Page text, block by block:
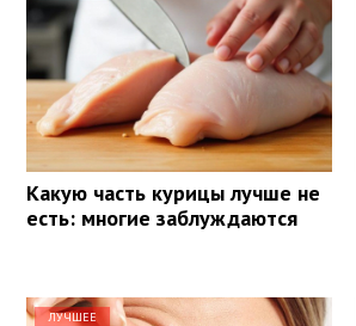
Какую часть курицы лучше не
есть: многие заблуждаются
ЛУЧШЕЕ